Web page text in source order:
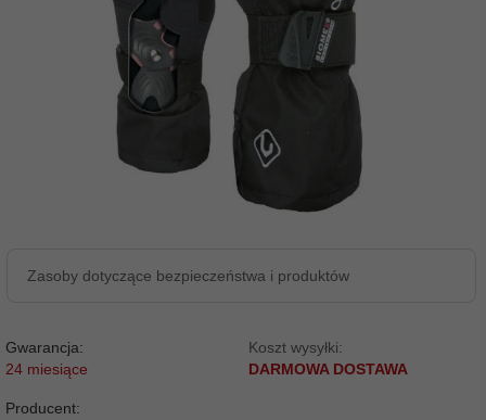
Zasoby dotyczące bezpieczeństwa i produktów
Gwarancja:
24 miesiące
Koszt wysyłki:
DARMOWA DOSTAWA
Producent: